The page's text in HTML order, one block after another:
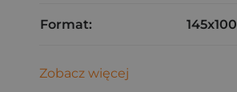
Format: 145x100
Zobacz więcej